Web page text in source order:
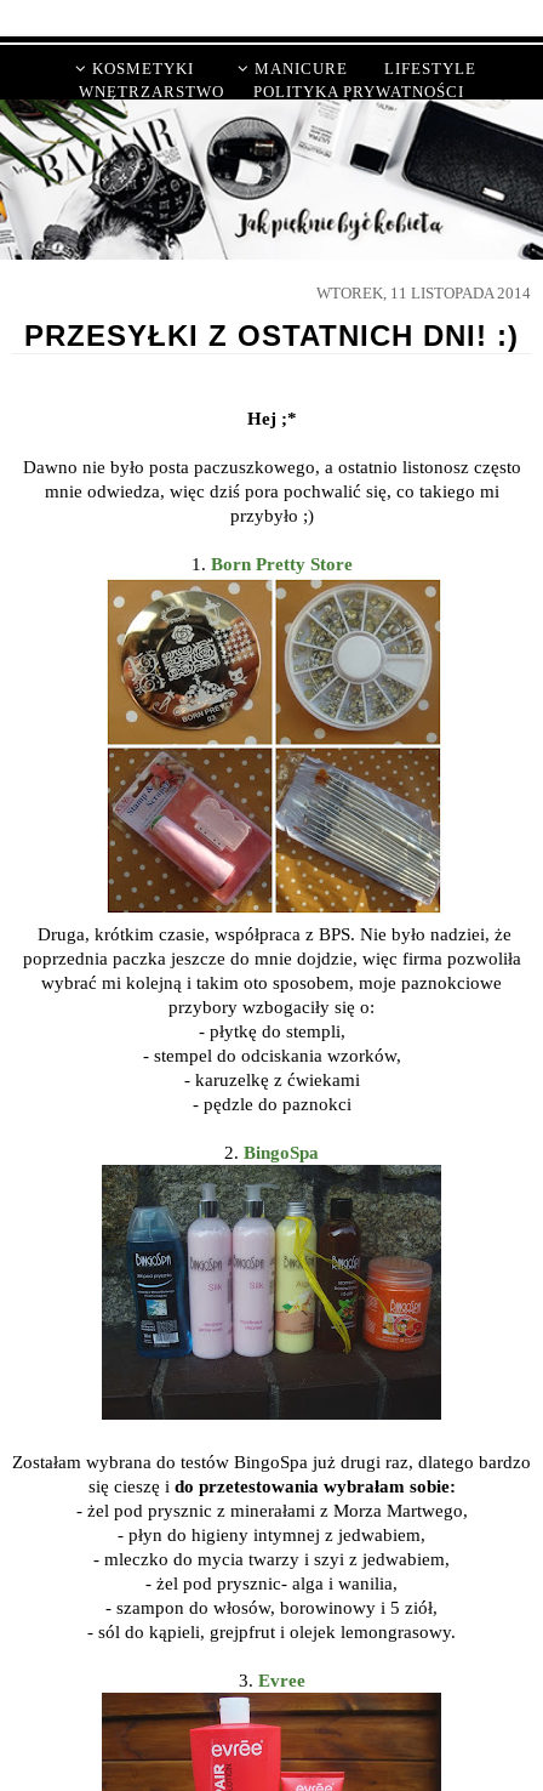
KOSMETYKI MANICURE
LIFESTYLE
WNĘTRZARSTWO
POLITYKA PRYWATNOŚCI
WTOREK, 11 LISTOPADA 2014
PRZESYŁKI Z OSTATNICH DNI! :)
Hej ;*
Dawno nie było posta paczuszkowego, a ostatnio listonosz często
mnie odwiedza, więc dziś pora pochwalić się, co takiego mi
przybyło ;)
1. Born Pretty Store
Druga, krótkim czasie, współpraca z BPS. Nie było nadziei, że
poprzednia paczka jeszcze do mnie dojdzie, więc firma pozwoliła
wybrać mi kolejną i takim oto sposobem, moje paznokciowe
przybory wzbogaciły się o:
- płytkę do stempli,
- stempel do odciskania wzorków,
- karuzelkę z ćwiekami
- pędzle do paznokci
2. BingoSpa
Zostałam wybrana do testów BingoSpa już drugi raz, dlatego bardzo
się cieszę i do przetestowania wybrałam sobie:
- żel pod prysznic z minerałami z Morza Martwego,
- płyn do higieny intymnej z jedwabiem,
- mleczko do mycia twarzy i szyi z jedwabiem,
- żel pod prysznic- alga i wanilia,
- szampon do włosów, borowinowy i 5 ziół,
- sól do kąpieli, grejpfrut i olejek lemongrasowy.
3. Evree